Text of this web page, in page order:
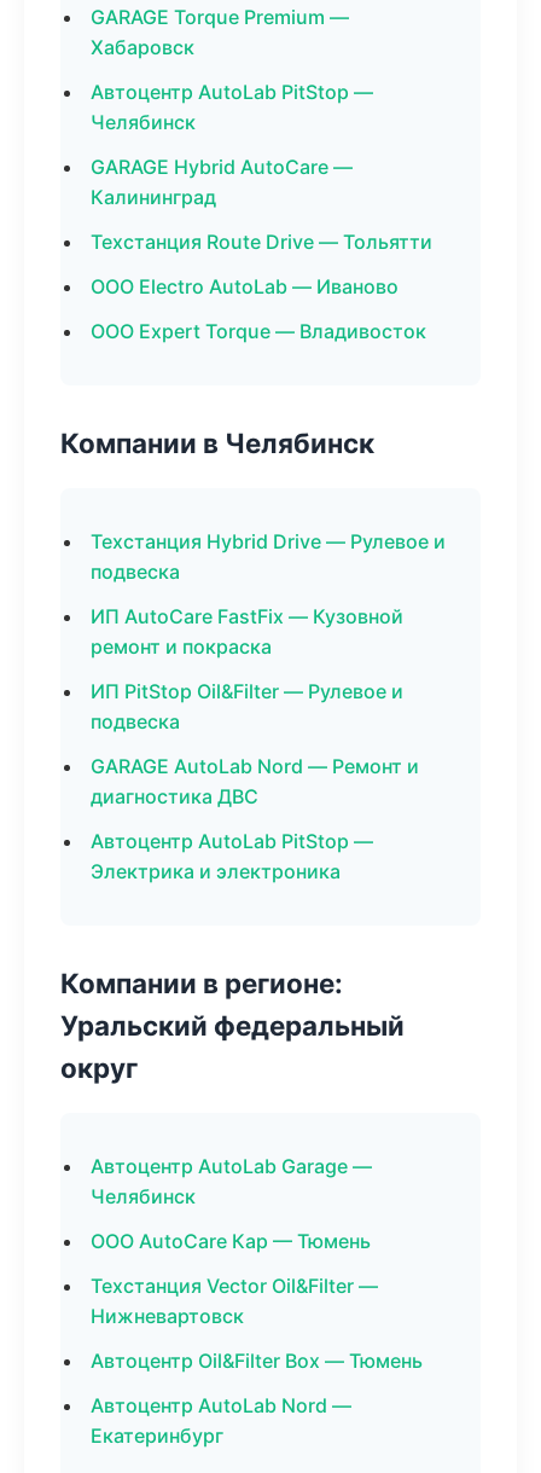
GARAGE Torque Premium —
Хабаровск
Автоцентр AutoLab PitStop —
Челябинск
GARAGE Hybrid AutoCare —
Калининград
Техстанция Route Drive — Тольятти
ООО Electro AutoLab — Иваново
ООО Expert Torque — Владивосток
Компании в Челябинск
Техстанция Hybrid Drive — Рулевое и
подвеска
ИП AutoCare FastFix — Кузовной
ремонт и покраска
ИП PitStop Oil&Filter — Рулевое и
подвеска
GARAGE AutoLab Nord — Ремонт и
диагностика ДВС
Автоцентр AutoLab PitStop —
Электрика и электроника
Компании в регионе:
Уральский федеральный
округ
Автоцентр AutoLab Garage —
Челябинск
ООО AutoCare Кар — Тюмень
Техстанция Vector Oil&Filter —
Нижневартовск
Автоцентр Oil&Filter Box — Тюмень
Автоцентр AutoLab Nord —
Екатеринбург